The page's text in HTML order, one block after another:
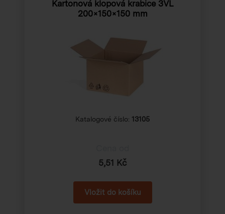
Kartonová klopová krabice 3VL
200×150×150 mm
Katalogové číslo: 13105
5,51 Kč